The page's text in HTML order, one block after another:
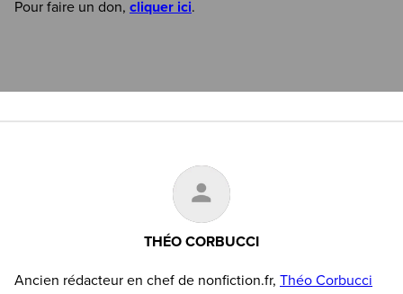
Pour faire un don, cliquer ici.
THÉO CORBUCCI
Ancien rédacteur en chef de nonfiction.fr, Théo Corbucci